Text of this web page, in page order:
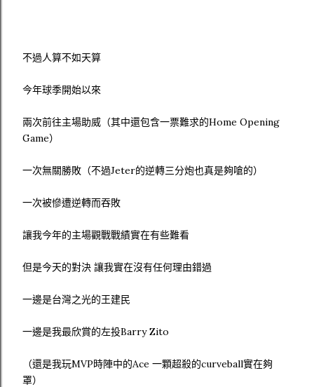
不過人算不如天算
今年球季開始以來
兩次前往主場助威（其中還包含一票難求的Home Opening
Game）
一次無關勝敗（不過Jeter的逆轉三分炮也真是夠嗆的）
一次被慘遭逆轉而吞敗
讓我今年的主場觀戰戰績實在有些難看
但是今天的對決 讓我實在沒有任何理由錯過
一邊是台灣之光的王建民
一邊是我最欣賞的左投Barry Zito
（還是我玩MVP時陣中的Ace 一顆超殺的curveball實在夠
罩）